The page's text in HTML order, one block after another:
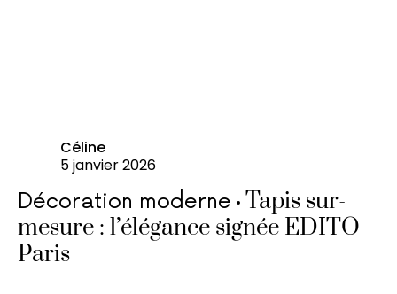
Céline
5 janvier 2026
Décoration moderne Tapis sur-
mesure : l’élégance signée EDITO
Paris